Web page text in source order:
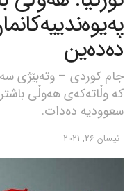
دەدەین
جام کوردی – وتەبێژی
کە وڵاتەکەی هەوڵی
سعوودیە دەدات.
نیسان 26, 2021